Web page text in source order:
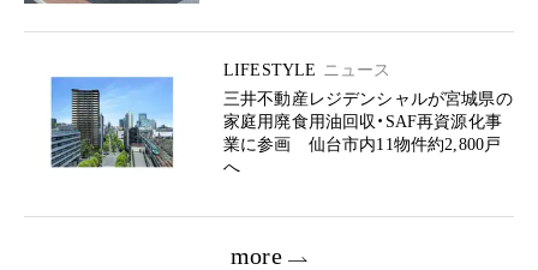
LIFESTYLE ニュース
三井不動産レジデンシャルが宮城県の
家庭用廃食用油回収・SAF再資源化事
業に参画 仙台市内11物件約2,800戸
へ
more